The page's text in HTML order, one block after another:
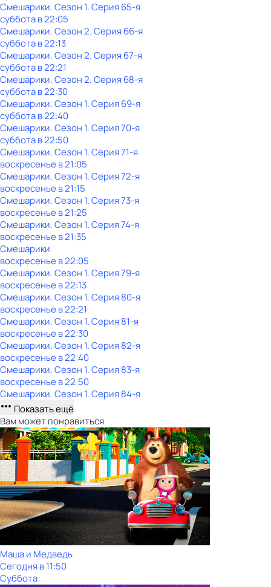
Смешарики. Сезон 1. Серия 65-я
субботав22:05
Смешарики. Сезон 2. Серия 66-я
субботав22:13
Смешарики. Сезон 2. Серия 67-я
субботав22:21
Смешарики. Сезон 2. Серия 68-я
субботав22:30
Смешарики. Сезон 1. Серия 69-я
субботав22:40
Смешарики. Сезон 1. Серия 70-я
субботав22:50
Смешарики. Сезон 1. Серия 71-я
воскресенье в21:05
Смешарики. Сезон 1. Серия 72-я
воскресенье в21:15
Смешарики. Сезон 1. Серия 73-я
воскресенье в21:25
Смешарики. Сезон 1. Серия 74-я
воскресенье в21:35
Смешарики
воскресенье в22:05
Смешарики. Сезон 1. Серия 79-я
воскресенье в22:13
Смешарики. Сезон 1. Серия 80-я
воскресенье в22:21
Смешарики. Сезон 1. Серия 81-я
воскресенье в22:30
Смешарики. Сезон 1. Серия 82-я
воскресенье в22:40
Смешарики. Сезон 1. Серия 83-я
воскресенье в22:50
Смешарики. Сезон 1. Серия 84-я
Показать ещё
Вам может понравиться
Маша и Медведь
Сегодня в 11:50
Суббота